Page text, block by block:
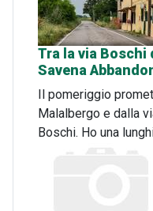
Tra la via Boschi
Savena
Il pomeriggio
Malalbergo e dalla
Boschi. Ho una